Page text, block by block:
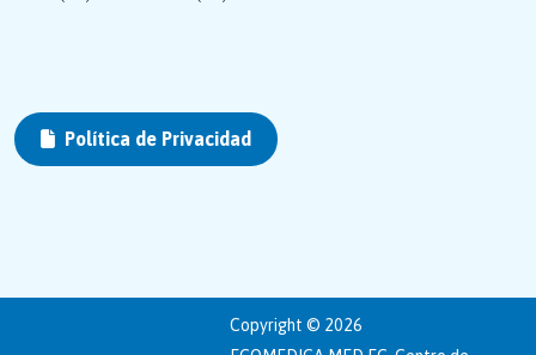
Política de Privacidad
Copyright © 2026